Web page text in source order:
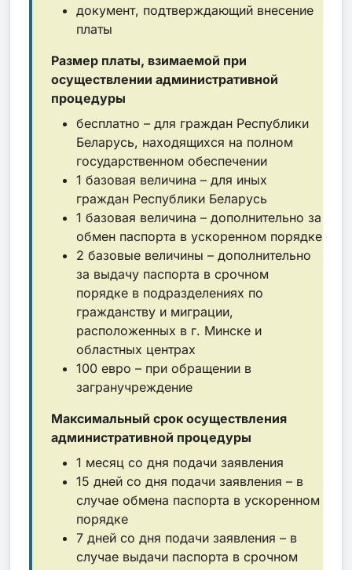
документ, подтверждающий внесение
платы
Размер платы, взимаемой при
осуществлении административной
процедуры
бесплатно – для граждан Республики
Беларусь, находящихся на полном
государственном обеспечении
1 базовая величина – для иных
граждан Республики Беларусь
1 базовая величина – дополнительно за
обмен паспорта в ускоренном порядке
2 базовые величины – дополнительно
за выдачу паспорта в срочном
порядке в подразделениях по
гражданству и миграции,
расположенных в г. Минске и
областных центрах
100 евро – при обращении в
загранучреждение
Максимальный срок осуществления
административной процедуры
1 месяц со дня подачи заявления
15 дней со дня подачи заявления – в
случае обмена паспорта в ускоренном
порядке
7 дней со дня подачи заявления – в
случае выдачи паспорта в срочном